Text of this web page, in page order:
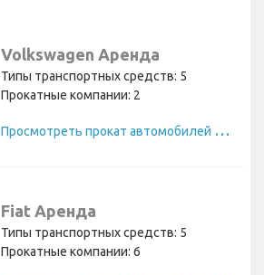
Volkswagen Аренда
Типы транспортных средств: 5
Прокатные компании: 2
П
росмотреть прокат автомобилей Volkswagen
Fiat Аренда
Типы транспортных средств: 5
Прокатные компании: 6